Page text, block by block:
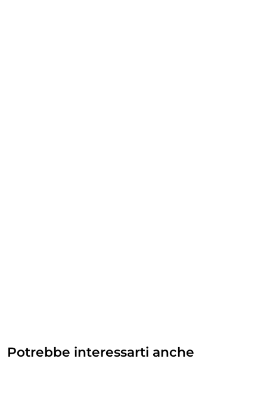
Potrebbe interessarti anche